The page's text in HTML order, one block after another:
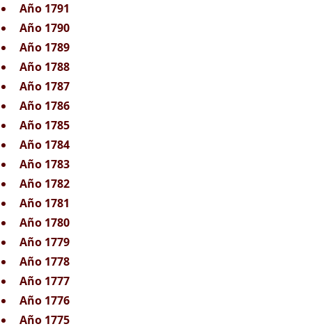
Año 1791
Año 1790
Año 1789
Año 1788
Año 1787
Año 1786
Año 1785
Año 1784
Año 1783
Año 1782
Año 1781
Año 1780
Año 1779
Año 1778
Año 1777
Año 1776
Año 1775